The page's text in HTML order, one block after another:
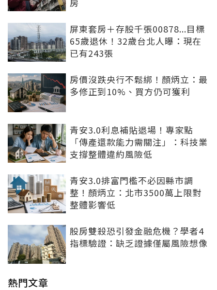
屏東套房＋存股千張00878...目標
65歲退休！32歲台北人曝：現在
已有243張
房價沒跌央行不鬆綁！顏炳立：最
多修正到10%、買方仍可獲利
青安3.0利息補貼退場！專家點
「傳產還款能力需關注」：科技業
支撐整體違約風險低
青安3.0排富門檻不必因縣市調
整！顏炳立：北市3500萬上限對
整體影響低
股房雙殺恐引發金融危機？學者4
指標驗證：缺乏證據僅屬風險想像
熱門文章